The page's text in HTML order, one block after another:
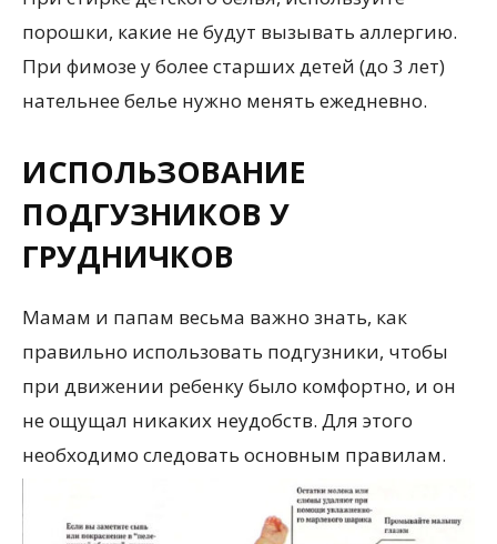
порошки, какие не будут вызывать аллергию.
При фимозе у более старших детей (до 3 лет)
нательнее белье нужно менять ежедневно.
ИСПОЛЬЗОВАНИЕ
ПОДГУЗНИКОВ У
ГРУДНИЧКОВ
Мамам и папам весьма важно знать, как
правильно использовать подгузники, чтобы
при движении ребенку было комфортно, и он
не ощущал никаких неудобств. Для этого
необходимо следовать основным правилам.